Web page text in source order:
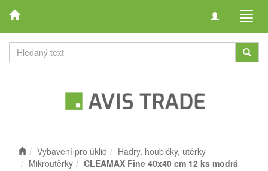
Toggle
Vybavení pro úklid
Hadry, houbičky, utěrky
Mikroutěrky
CLEAMAX Fine 40x40 cm 12 ks modrá